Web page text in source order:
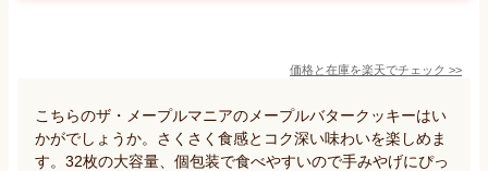
価格と在庫を楽天でチェック >>
こちらのザ・メープルマニアのメープルバタークッキーはい
かがでしょうか。さくさく食感とコク深い味わいを楽しめま
す。32枚の大容量、個包装で食べやすいので手みやげにぴっ